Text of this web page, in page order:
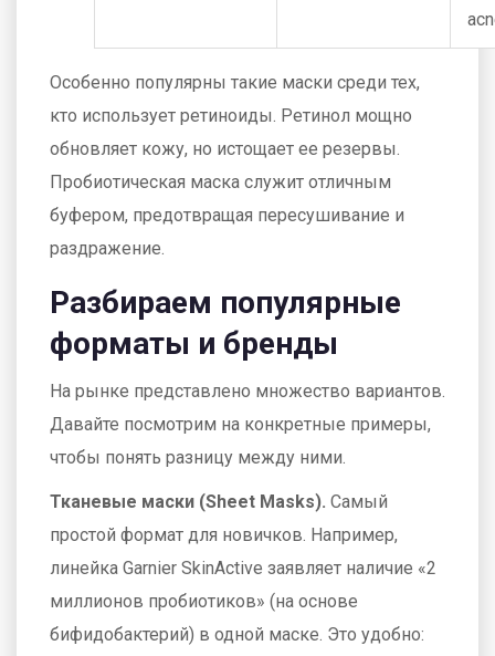
Особенно популярны такие маски среди тех,
кто использует ретиноиды. Ретинол мощно
обновляет кожу, но истощает ее резервы.
Пробиотическая маска служит отличным
буфером, предотвращая пересушивание и
раздражение.
Разбираем популярные
форматы и бренды
На рынке представлено множество вариантов.
Давайте посмотрим на конкретные примеры,
чтобы понять разницу между ними.
Тканевые маски (Sheet Masks). Самый
простой формат для новичков. Например,
линейка Garnier SkinActive заявляет наличие «2
миллионов пробиотиков» (на основе
бифидобактерий) в одной маске. Это удобно: